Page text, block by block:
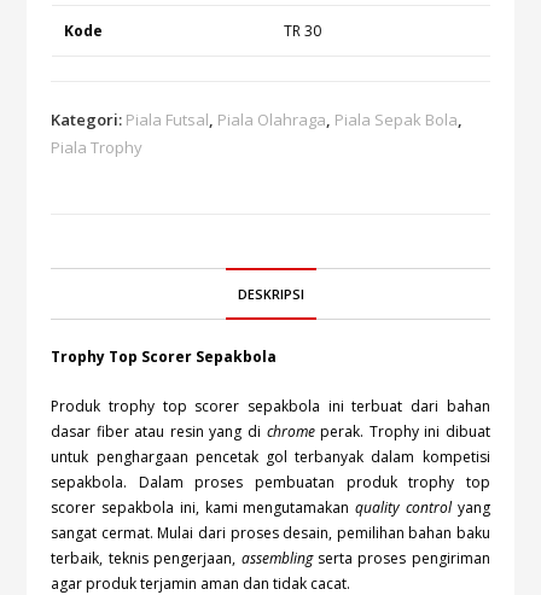
Kode TR 30
Kategori: Piala Futsal, Piala Olahraga, Piala Sepak Bola,
Piala Trophy
DESKRIPSI
Trophy Top Scorer Sepakbola
Produk trophy top scorer sepakbola ini terbuat dari bahan
dasar fiber atau resin yang di chromeperak. Trophy ini dibuat
untuk penghargaan pencetak gol terbanyak dalam kompetisi
sepakbola. Dalam proses pembuatan produk trophy top
scorer sepakbola ini, kami mengutamakanquality controlyang
sangat cermat. Mulai dari proses desain, pemilihan bahan baku
terbaik, teknis pengerjaan, assemblingserta proses pengiriman
agar produk terjamin aman dan tidak cacat.